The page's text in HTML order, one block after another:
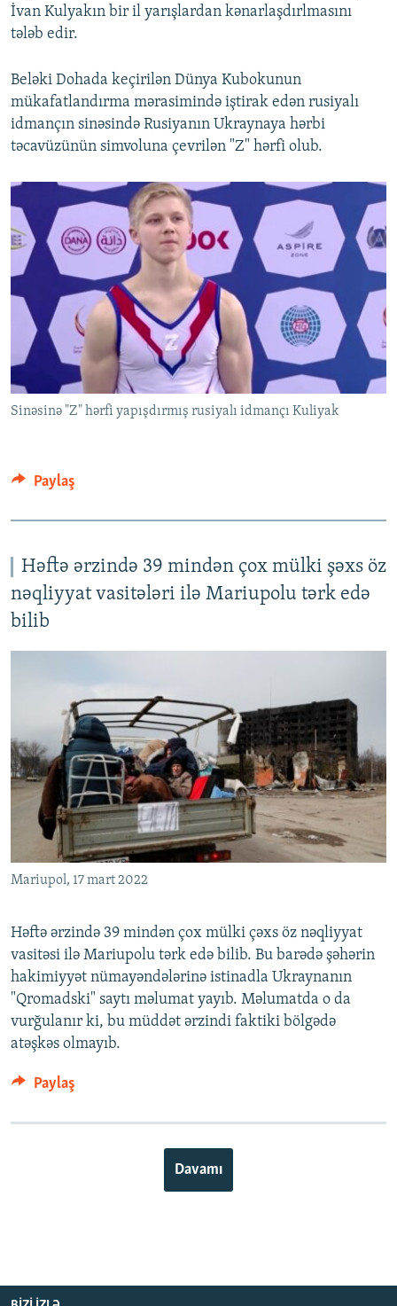
İvan Kulyakın bir il yarışlardan kənarlaşdırlmasını
tələb edir.
Beləki Dohada keçirilən Dünya Kubokunun
mükafatlandırma mərasimində iştirak edən rusiyalı
idmançın sinəsində Rusiyanın Ukraynaya hərbi
təcavüzünün simvoluna çevrilən "Z" hərfi olub.
Sinəsinə "Z" hərfi yapışdırmış rusiyalı idmançı Kuliyak
Paylaş
Həftə ərzində 39 mindən çox mülki şəxs öz
nəqliyyat vasitələri ilə Mariupolu tərk edə
bilib
Mariupol, 17 mart 2022
Həftə ərzində 39 mindən çox mülki çəxs öz nəqliyyat
vasitəsi ilə Mariupolu tərk edə bilib. Bu barədə şəhərin
hakimiyyət nümayəndələrinə istinadla Ukraynanın
"Qromadski" saytı məlumat yayıb. Məlumatda o da
vurğulanır ki, bu müddət ərzindi faktiki bölgədə
atəşkəs olmayıb.
Paylaş
Davamı